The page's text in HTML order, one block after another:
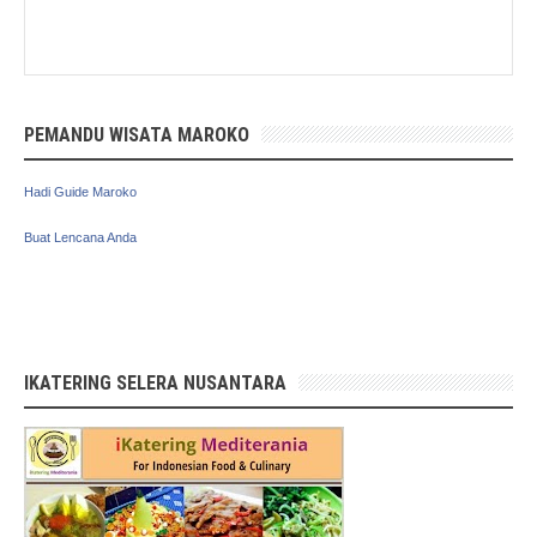
PEMANDU WISATA MAROKO
Hadi Guide Maroko
Buat Lencana Anda
IKATERING SELERA NUSANTARA